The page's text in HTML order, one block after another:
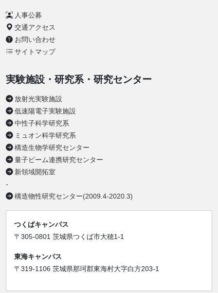
人事公募
交通アクセス
お問い合わせ
サイトマップ
実験施設・研究系・研究センター
放射光実験施設
低速陽電子実験施設
中性子科学研究系
ミュオン科学研究系
構造生物学研究センター
量子ビーム連携研究センター
新領域開拓室
-
構造物性研究センター(2009.4-2020.3)
つくばキャンパス
〒305-0801 茨城県つくば市大穂1-1
東海キャンパス
〒319-1106 茨城県那珂郡東海村大字白方203-1